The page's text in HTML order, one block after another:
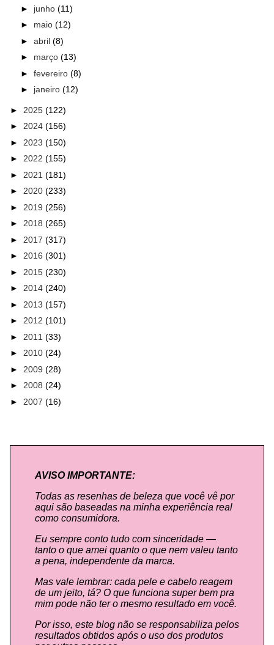
► junho (11)
► maio (12)
► abril (8)
► março (13)
► fevereiro (8)
► janeiro (12)
► 2025 (122)
► 2024 (156)
► 2023 (150)
► 2022 (155)
► 2021 (181)
► 2020 (233)
► 2019 (256)
► 2018 (265)
► 2017 (317)
► 2016 (301)
► 2015 (230)
► 2014 (240)
► 2013 (157)
► 2012 (101)
► 2011 (33)
► 2010 (24)
► 2009 (28)
► 2008 (24)
► 2007 (16)
AVISO IMPORTANTE:
Todas as resenhas de beleza que você vê por
aqui são baseadas na minha experiência real
como consumidora.
Eu sempre conto tudo com sinceridade —
tanto o que amei quanto o que nem valeu tanto
a pena, independente da marca.
Mas vale lembrar: cada pele e cabelo reagem
de um jeito, tá? O que funciona super bem pra
mim pode não ter o mesmo resultado em você.
Por isso, este blog não se responsabiliza pelos
resultados obtidos após o uso dos produtos